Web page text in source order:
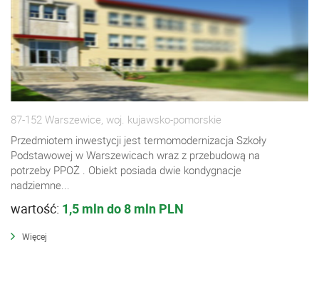
87-152 Warszewice, woj. kujawsko-pomorskie
Przedmiotem inwestycji jest termomodernizacja Szkoły
Podstawowej w Warszewicach wraz z przebudową na
potrzeby PPOŻ . Obiekt posiada dwie kondygnacje
nadziemne...
wartość: 1,5 mln do 8 mln PLN
Więcej